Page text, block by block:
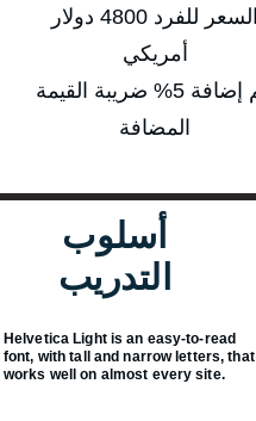
السعر للفرد 4800 دولار
أمريكي
يتم إضافة 5% ضريبة القيمة
المضافة
أسلوب
التدريب
Helvetica Light is an easy-to-read
font, with tall and narrow letters, that
works well on almost every site.